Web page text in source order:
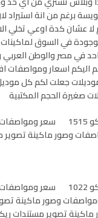
برغم من انة
ام لا عشان كدة اوعي
في السوق
في مصر والوطن
اسعار ومواصفات
جعلت لكم كل
صغيرة الحجم المكتبية